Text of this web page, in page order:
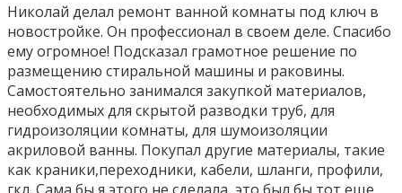
Николай делал ремонт ванной комнаты под ключ в
новостройке. Он профессионал в своем деле. Спасибо
ему огромное! Подсказал грамотное решение по
размещению стиральной машины и раковины.
Самостоятельно занимался закупкой материалов,
необходимых для скрытой разводки труб, для
гидроизоляции комнаты, для шумоизоляции
акриловой ванны. Покупал другие материалы, такие
как краники,переходники, кабели, шланги, профили,